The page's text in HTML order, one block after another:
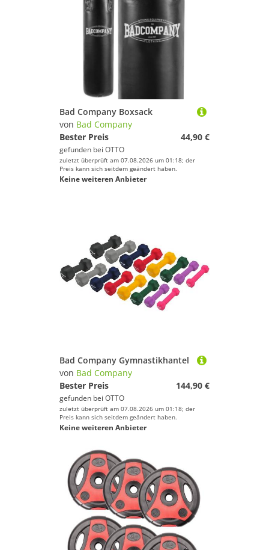
viel Spaß und Erfolg beim Sportausrüstung!
Outdoor Funsport von Bad Company
Handschuhe von Bad Company
Bälle von Bad Company
Matten & Kissen von Bad Company
Kletterausrüstung von Bad Company
Bad Company Boxsack
von Bad Company
Bester Preis
44,90 €
gefunden bei OTTO
zuletzt überprüft am 07.08.2026 um 01:18; der
Preis kann sich seitdem geändert haben.
Keine weiteren Anbieter
Bad Company Gymnastikhantel
von Bad Company
Bester Preis
144,90 €
gefunden bei OTTO
zuletzt überprüft am 07.08.2026 um 01:18; der
Preis kann sich seitdem geändert haben.
Keine weiteren Anbieter